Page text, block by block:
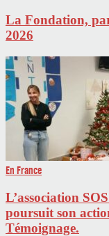
La Fondation,
2026
En France
L’association
poursuit son
Témoignage.